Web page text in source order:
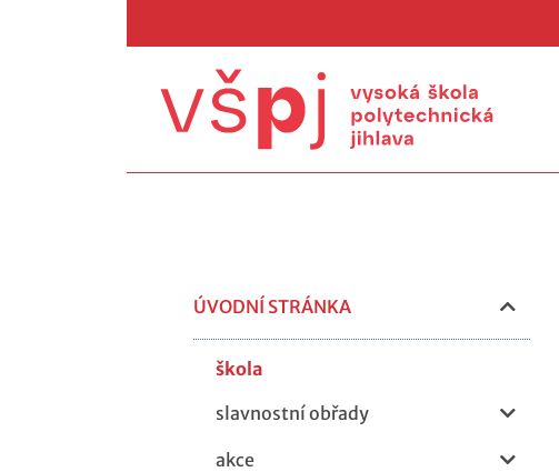
ÚVODNÍ STRÁNKA
škola
slavnostní obřady
akce